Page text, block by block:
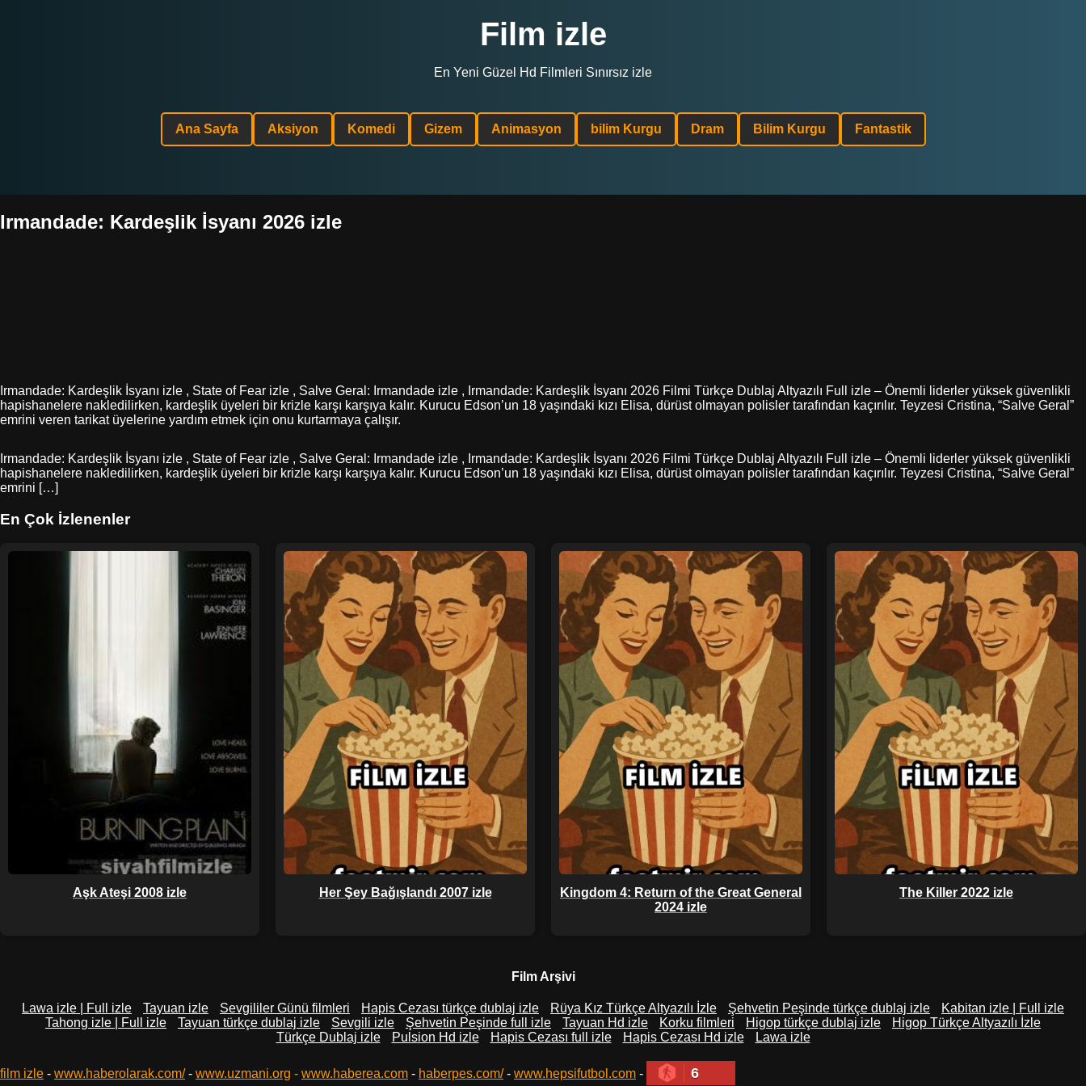
Film izle
En Yeni Güzel Hd Filmleri Sınırsız izle
Ana Sayfa Aksiyon Komedi Gizem Animasyon bilim Kurgu Dram Bilim Kurgu Fantastik
Irmandade: Kardeşlik İsyanı 2026 izle
Irmandade: Kardeşlik İsyanı izle , State of Fear izle , Salve Geral: Irmandade izle , Irmandade: Kardeşlik İsyanı 2026 Filmi Türkçe Dublaj Altyazılı Full izle – Önemli liderler yüksek güvenlikli
hapishanelere nakledilirken, kardeşlik üyeleri bir krizle karşı karşıya kalır. Kurucu Edson’un 18 yaşındaki kızı Elisa, dürüst olmayan polisler tarafından kaçırılır. Teyzesi Cristina, “Salve Geral”
emrini veren tarikat üyelerine yardım etmek için onu kurtarmaya çalışır.
Irmandade: Kardeşlik İsyanı izle , State of Fear izle , Salve Geral: Irmandade izle , Irmandade: Kardeşlik İsyanı 2026 Filmi Türkçe Dublaj Altyazılı Full izle – Önemli liderler yüksek güvenlikli
hapishanelere nakledilirken, kardeşlik üyeleri bir krizle karşı karşıya kalır. Kurucu Edson’un 18 yaşındaki kızı Elisa, dürüst olmayan polisler tarafından kaçırılır. Teyzesi Cristina, “Salve Geral”
emrini […]
En Çok İzlenenler
Aşk Ateşi 2008 izle Her Şey Bağışlandı 2007 izle
Kingdom 4: Return of the Great General
2024 izle
The Killer 2022 izle
Film Arşivi
Lawa izle | Full izle Tayuan izle Sevgililer Günü filmleri Hapis Cezası türkçe dublaj izle Rüya Kız Türkçe Altyazılı İzle Şehvetin Peşinde türkçe dublaj izle
Kabitan izle | Full izle
Tahong izle | Full izle
Tayuan türkçe dublaj izle Sevgili izle Şehvetin Peşinde full izle Tayuan Hd izle Korku filmleri Higop türkçe dublaj izle
Higop Türkçe Altyazılı İzle
Türkçe Dublaj izle
Pulsion Hd izle Hapis Cezası full izle Hapis Cezası Hd izle Lawa izle
film izle - www.haberolarak.com/- www.uzmani.org - www.haberea.com - haberpes.com/- www.hepsifutbol.com - 6